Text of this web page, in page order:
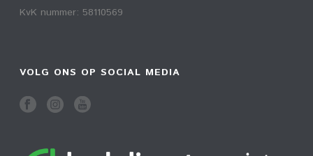
KvK nummer: 58110569
VOLG ONS OP SOCIAL MEDIA